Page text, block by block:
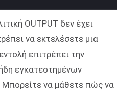
OUTPUT δεν έχει
να εκτελέσετε μια
επιτρέπει την
εγκατεστημένων
να μάθετε πώς να